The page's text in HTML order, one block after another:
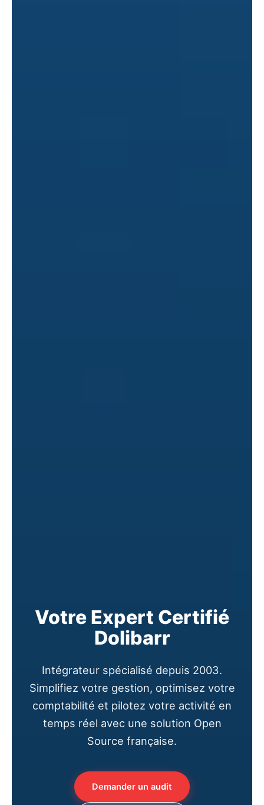
Votre Expert Certifié
Dolibarr
Intégrateur spécialisé depuis 2003.
Simplifiez votre gestion, optimisez votre
comptabilité et pilotez votre activité en
temps réel avec une solution Open
Source française.
Demander un audit